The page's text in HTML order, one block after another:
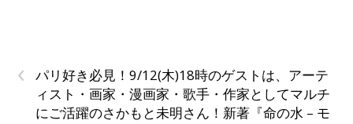
‹
パリ好き必見！9/12(木)18時のゲストは、アーテ
ィスト・画家・漫画家・歌手・作家としてマルチ
にご活躍のさかもと未明さん！新著『命の水 – モ